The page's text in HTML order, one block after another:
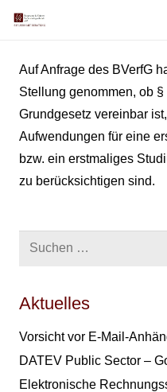
Auf Anfrage des BVerfG
Stellung genommen, ob
Grundgesetz vereinbar
Aufwendungen für eine
bzw. ein erstmaliges
zu berücksichtigen sind.
Suchen
Aktuelles
Vorsicht vor E-Mail-
DATEV Public Sector –
Elektronische